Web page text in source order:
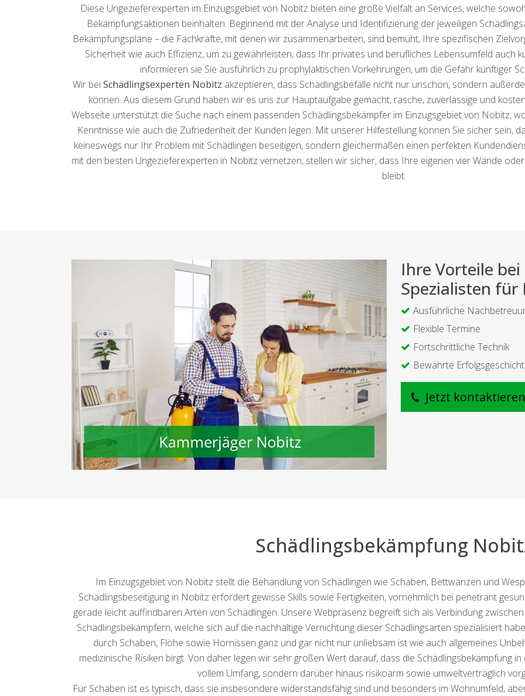
Diese Ungezieferexperten im Einzugsgebiet von Nobitz bieten eine große Vielfalt an Services, welche
Bekämpfungsaktionen beinhalten. Beginnend mit der Analyse und Identifizierung der jeweiligen
Bekämpfungspläne – die Fachkräfte, mit denen wir zusammenarbeiten, sind bemüht, Ihre spezifischen
Sicherheit wie auch Effizienz, um zu gewährleisten, dass Ihr privates und berufliches Lebensumfeld auch
informieren sie Sie ausführlich zu prophylaktischen Vorkehrungen, um die Gefahr künftiger
Wir beiSchädlingsexperten Nobitz akzeptieren, dass Schädlingsbefälle nicht nur unschön, sondern
können. Aus diesem Grund haben wir es uns zur Hauptaufgabe gemacht, rasche, zuverlässige und
Webseite unterstützt die Suche nach einem passenden Schädlingsbekämpfer im Einzugsgebiet von Nobitz,
Kenntnisse wie auch die Zufriedenheit der Kunden legen. Mit unserer Hilfestellung können Sie sicher sein,
keineswegs nur Ihr Problem mit Schädlingen beseitigen, sondern gleichermaßen einen perfekten
mit den besten Ungezieferexperten in Nobitz vernetzen, stellen wir sicher, dass Ihre eigenen vier Wände
bleibt.
Ihre Vorteile
Spezialisten für
Ausführliche
Flexible Termine
Fortschrittliche Technik
Bewährte
Jetzt kontaktieren
Schädlingsbekämpfung
Im Einzugsgebiet von Nobitz stellt die Behandlung von Schädlingen wie Schaben, Bettwanzen und
Schädlingsbeseitigung in Nobitz erfordert gewisse Skills sowie Fertigkeiten, vornehmlich bei penetrant
gerade leicht auffindbaren Arten von Schädlingen. Unsere Webpräsenz begreift sich als Verbindung
Schädlingsbekämpfern, welche sich auf die nachhaltige Vernichtung dieser Schädlingsarten spezialisiert
durch Schaben, Flöhe sowie Hornissen ganz und gar nicht nur unliebsam ist wie auch allgemeines
medizinische Risiken birgt. Von daher legen wir sehr großen Wert darauf, dass die Schädlingsbekämpfung
vollem Umfang, sondern darüber hinaus risikoarm sowie umweltverträglich
Für Schaben ist es typisch, dass sie insbesondere widerstandsfähig sind und besonders im Wohnumfeld,